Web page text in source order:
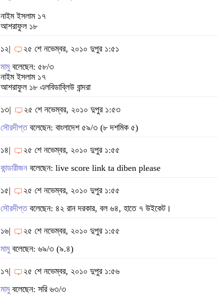
নাইম ইসলাম ১৭
আশরাফুল ১৮
১২|
২৫ শে নভেম্বর, ২০১০ দুপুর ১:৫১
মামুবলেছেন: ৫৮/৩
নাইম ইসলাম ১৭
আশরাফুল ১৮ এলবিডাব্লিউ বান্দরা
১৩|
২৫ শে নভেম্বর, ২০১০ দুপুর ১:৫৩
সৌরদীপ্তবলেছেন: বাংলাদেশ ৫৯/৩ (৮ দশমিক ৫)
১৪|
২৫ শে নভেম্বর, ২০১০ দুপুর ১:৫৫
কান্ডারীজন বলেছেন: live score link ta diben please
১৫|
২৫ শে নভেম্বর, ২০১০ দুপুর ১:৫৫
সৌরদীপ্তবলেছেন: ৪২ রান দরকার, বল ৬৪, হাতে ৭ উইকেট।
১৬|
২৫ শে নভেম্বর, ২০১০ দুপুর ১:৫৫
মামুবলেছেন: ৬৯/৩ (৯.৪)
১৭|
২৫ শে নভেম্বর, ২০১০ দুপুর ১:৫৬
মামুবলেছেন: সরি ৬৩/৩